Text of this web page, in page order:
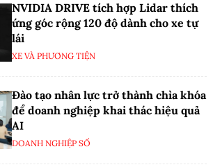
NVIDIA DRIVE tích hợp Lidar thích
ứng góc rộng 120 độ dành cho xe tự
lái
XE VÀ PHƯƠNG TIỆN
Đào tạo nhân lực trở thành chìa khóa
để doanh nghiệp khai thác hiệu quả
AI
DOANH NGHIỆP SỐ